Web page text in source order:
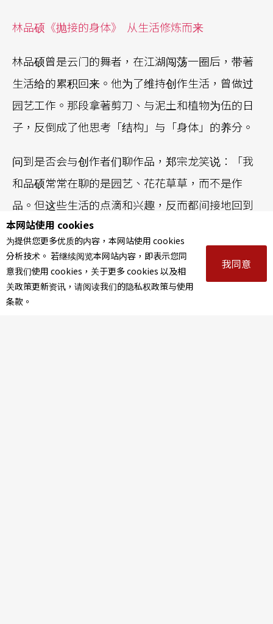
林品硕《抛接的身体》 从生活修炼而来
林品硕曾是云门的舞者，在江湖闯荡一圈后，带著
生活给的累积回来。他为了维持创作生活，曾做过
园艺工作。那段拿著剪刀、与泥土和植物为伍的日
子，反倒成了他思考「结构」与「身体」的养分。
问到是否会与创作者们聊作品，郑宗龙笑说：「我
和品硕常常在聊的是园艺、花花草草，而不是作
品。但这些生活的点滴和兴趣，反而都间接地回到
了我们的创作中，成为我们思考身体的参照。」林
品硕的《抛接的身体》发展自登高与掉落的「危
险」感，经历过「创计划」、「春斗」Work in Pro
gress 等阶段性发展，是典型在云门体系支持下完熟
本网站使用 cookies
为提供您更多优质的内容，本网站使用 cookies
分析技术。 若继续阅览本网站内容，即表示您同
意我们使用 cookies，关于更多 cookies 以及相
关政策更新资讯，请阅读我们的隐私权政策与使用
条款。
我同意